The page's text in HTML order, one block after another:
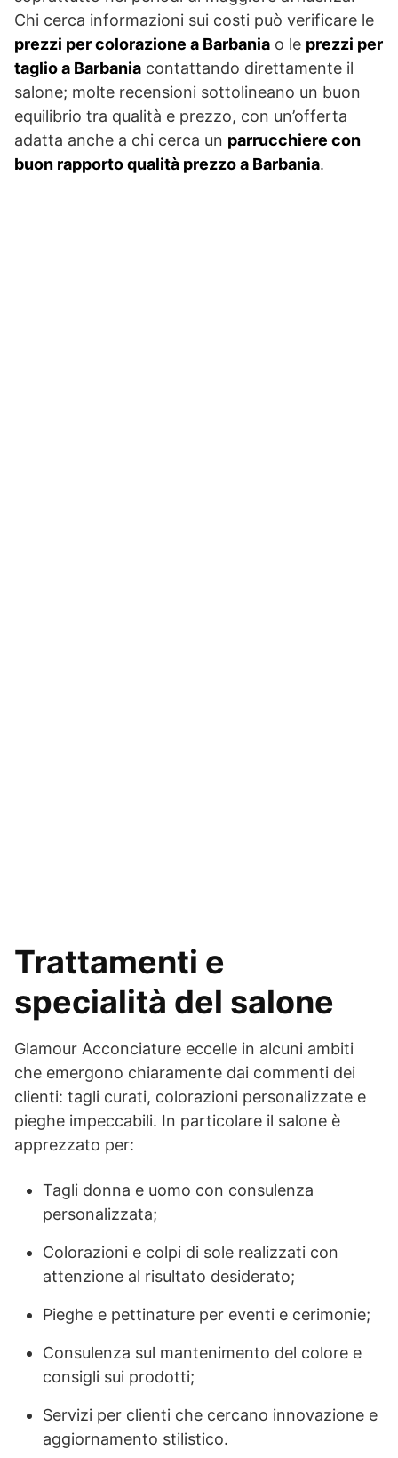
Chi cerca informazioni sui costi può verificare le
prezzi per colorazione a Barbania o le prezzi per
taglio a Barbania contattando direttamente il
salone; molte recensioni sottolineano un buon
equilibrio tra qualità e prezzo, con un’offerta
adatta anche a chi cerca un parrucchiere con
buon rapporto qualità prezzo a Barbania.
Trattamenti e
specialità del salone
Glamour Acconciature eccelle in alcuni ambiti
che emergono chiaramente dai commenti dei
clienti: tagli curati, colorazioni personalizzate e
pieghe impeccabili. In particolare il salone è
apprezzato per:
Tagli donna e uomo con consulenza
personalizzata;
Colorazioni e colpi di sole realizzati con
attenzione al risultato desiderato;
Pieghe e pettinature per eventi e cerimonie;
Consulenza sul mantenimento del colore e
consigli sui prodotti;
Servizi per clienti che cercano innovazione e
aggiornamento stilistico.